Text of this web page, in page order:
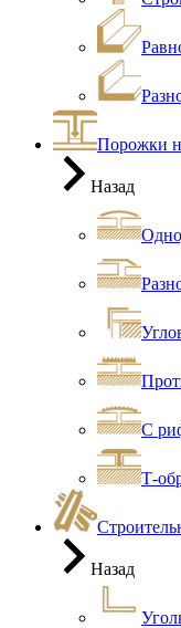
Порожки
Назад
С
Т-
Назад